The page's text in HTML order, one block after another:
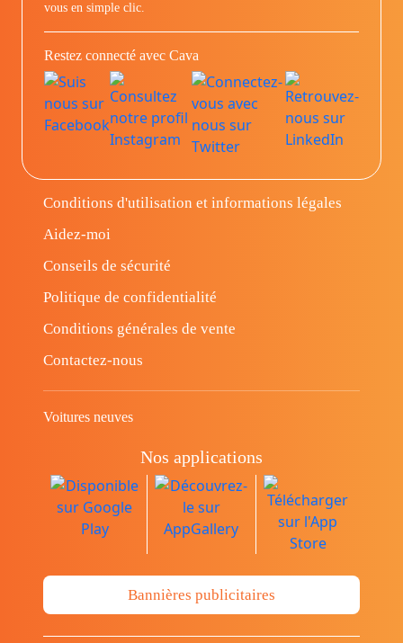
vous en simple clic.
Restez connecté avec Cava
Conditions d'utilisation et informations légales
Aidez-moi
Conseils de sécurité
Politique de confidentialité
Conditions générales de vente
Contactez-nous
Voitures neuves
Nos applications
Bannières publicitaires